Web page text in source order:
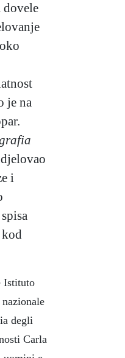
dovele
je na
i
Istituto
degli
Carla